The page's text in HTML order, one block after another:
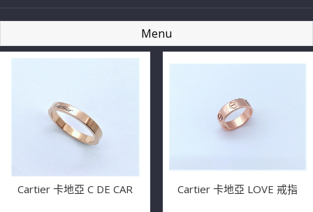
Menu
Cartier 卡地亞 C DE CAR Cartier 卡地亞 LOVE 戒指